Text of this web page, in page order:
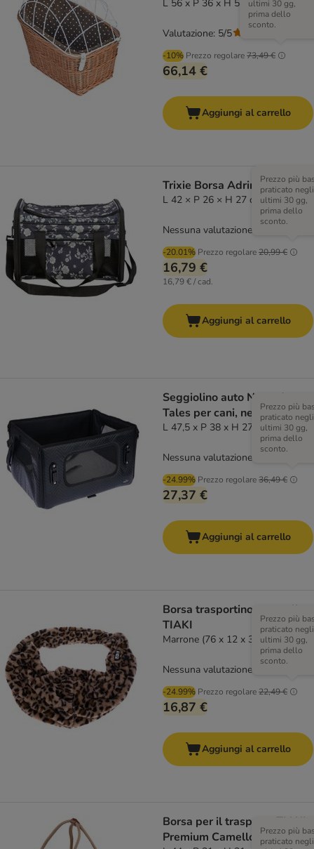
L 56 x P 36 x H 50 cm
-10% Prezzo regolare73,49 €
ultimi 30 gg,
prima dello
sconto.
66,14 €
Valutazione: 5/5
Aggiungi al carrello
Trixie Borsa Adrina, nera
L 42 × P 26 × H 27 cm
-20.01% Prezzo regolare20,99 €
Prezzo più
praticato negli
ultimi 30 gg,
prima dello
sconto.
16,79 €
16,79 € / cad.
Nessuna valutazione
Aggiungi al carrello
Seggiolino auto Nomad
Tales per cani, nero
L 47,5 x P 38 x H 27,5 cm
-24.99% Prezzo regolare36,49 €
Prezzo più
praticato negli
ultimi 30 gg,
prima dello
sconto.
27,37 €
Nessuna valutazione
Aggiungi al carrello
Borsa trasportino a tracolla
TIAKI
Marrone (76 x 12 x 38 cm)
-24.99% Prezzo regolare22,49 €
Prezzo più
praticato negli
ultimi 30 gg,
prima dello
sconto.
16,87 €
Nessuna valutazione
Aggiungi al carrello
Borsa per il trasporto TIAKI
Premium Camello
Prezzo più
praticato negli